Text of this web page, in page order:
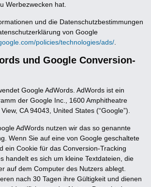
Werbezwecken hat.
und die Datenschutzbestimmungen
von Google
policies/technologies/ads/
und Google Conversion-
Google AdWords. AdWords ist ein
der Google Inc., 1600 Amphitheatre
CA 94043, United States (“Google”).
AdWords nutzen wir das so genannte
Wenn Sie auf eine von Google geschaltete
ein Cookie für das Conversion-Tracking
handelt es sich um kleine Textdateien, die
auf dem Computer des Nutzers ablegt.
nach 30 Tagen ihre Gültigkeit und dienen